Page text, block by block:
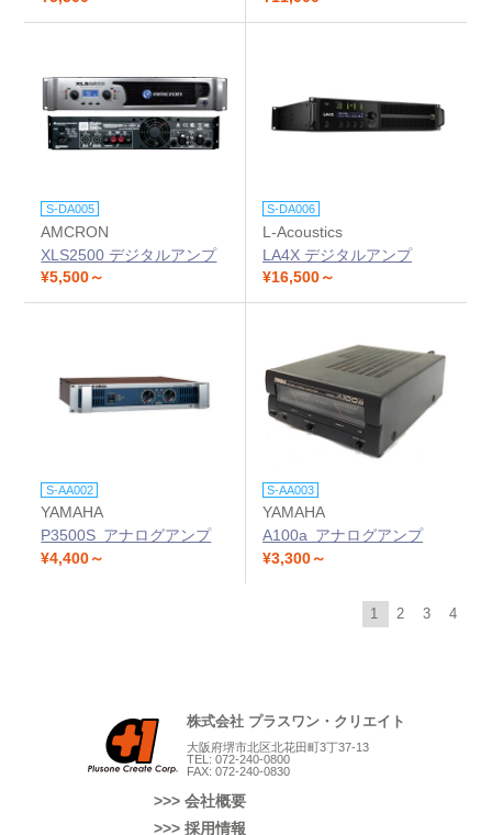
S-DA005
AMCRON
XLS2500 デジタルアンプ
¥5,500～
S-DA006
L-Acoustics
LA4X デジタルアンプ
¥16,500～
S-AA002
YAMAHA
P3500S アナログアンプ
¥4,400～
S-AA003
YAMAHA
A100a アナログアンプ
¥3,300～
1 2 3 4
株式会社 プラスワン・クリエイト
大阪府堺市北区北花田町3丁37-13
TEL: 072-240-0800
FAX: 072-240-0830
>>> 会社概要
>>> 採用情報